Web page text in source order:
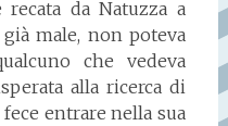
da Natuzza a
male, non poteva
che vedeva
alla ricerca di
entrare nella sua